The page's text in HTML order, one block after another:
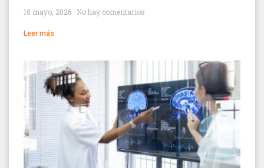
18 mayo, 2026 No hay comentarios
Leer más